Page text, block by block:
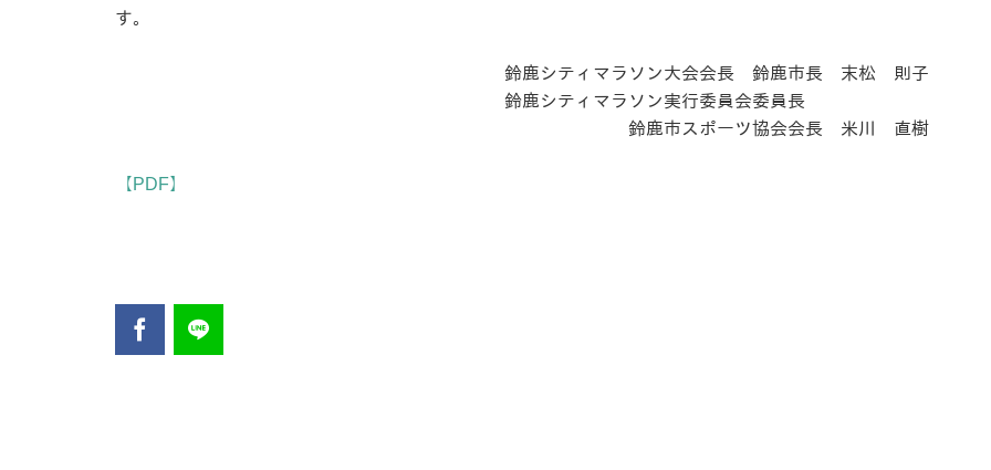
す。
鈴鹿シティマラソン大会会長 鈴鹿市長 末松 則子
鈴鹿シティマラソン実行委員会委員長
鈴鹿市スポーツ協会会長 米川 直樹
【PDF】